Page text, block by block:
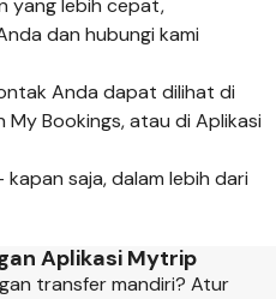
yang lebih cepat,
dan hubungi kami
Anda dapat dilihat di
My Bookings, atau di Aplikasi
saja, dalam lebih dari
Aplikasi Mytrip
transfer mandiri? Atur